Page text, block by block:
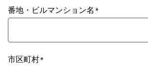
番地・ビルマンション名
市区町村